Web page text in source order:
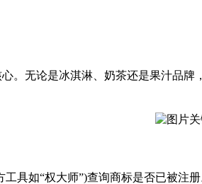
。无论是冰淇淋、奶茶还是果汁品
具如“权大师”)查询商标是否已被注册